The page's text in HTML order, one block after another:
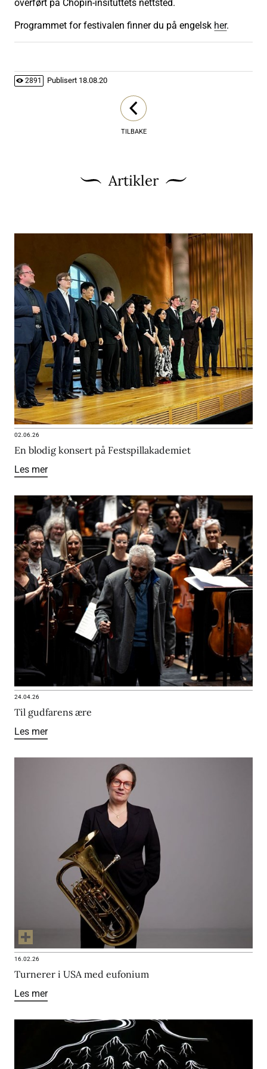
overført på Chopin-insituttets nettsted.
Programmet for festivalen finner du på engelsk her.
2891 Publisert 18.08.20
TILBAKE
Artikler
02.06.26
En blodig konsert på Festspillakademiet
Les mer
24.04.26
Til gudfarens ære
Les mer
16.02.26
Turnerer i USA med eufonium
Les mer